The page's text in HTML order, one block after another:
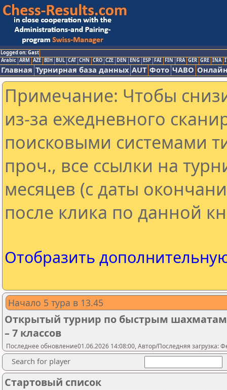
Logged on: Gast
Arabic ARM AZE BIH BUL CAT CHN CRO CZE DEN ENG ESP FAI FIN FRA GER GRE INA
Главная Турнирная база данных AUT Фото ЧАВО
Примечание: Чтобы
из-за ежедневного
поисковыми системами
проч., все ссылки на
месяцев (с даты
после клика по данной
Отобразить
Начало 5 тура в 13.45
Открытый турнир по быстрым
– 7 классов
Последнее обновление01.06.2026 14:08:00, Автор/Последняя
Search for player
Стартовый список